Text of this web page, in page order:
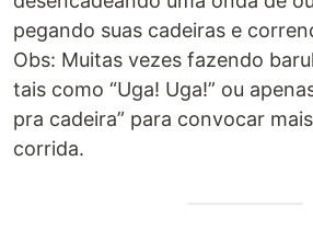
pegando suas cadeiras e
Obs: Muitas vezes fazendo
tais como “Uga! Uga!” ou
pra cadeira” para convocar
corrida.